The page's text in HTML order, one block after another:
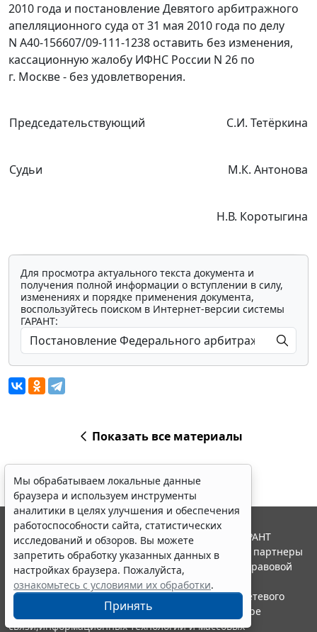
2010 года и постановлениеДевятого арбитражного
апелляционного суда от 31 мая 2010 года по делу
N А40-156607/09-111-1238 оставить без изменения,
кассационную жалобу ИФНС России N 26 по
г. Москве - без удовлетворения.
Председательствующий С.И. Тетёркина
Судьи М.К. Антонова
Н.В. Коротыгина
Для просмотра актуального текста документа и
получения полной информации о вступлении в силу,
изменениях и порядке применения документа,
воспользуйтесь поиском в Интернет-версии системы
ГАРАНТ:
Показать все материалы
Мы обрабатываем локальные данные
браузера и используем инструменты
аналитики в целях улучшения и обеспечения
работоспособности сайта, статистических
исследований и обзоров. Вы можете
запретить обработку указанных данных в
настройках браузера. Пожалуйста,
ознакомьтесь с условиями их обработки.
Принять
© ООО "НПП "ГАРАНТ-СЕРВИС", 2026. Система ГАРАНТ
выпускается с 1990 года. Компания "Гарант" и ее партнеры
являются участниками Российской ассоциации правовой
информации ГАРАНТ.
Портал ГАРАНТ.РУ зарегистрирован в качестве сетевого
издания Федеральной службой по надзору в сфере
связи,информационных технологий и массовых